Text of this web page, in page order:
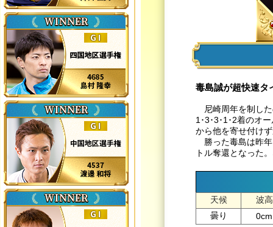
毒島誠が超快速タ
尼崎周年を制した
1･3･3･1･2着のオ
から他を寄せ付け
勝った毒島は昨年
トル奪還となった
天候
波高
曇り
0cm